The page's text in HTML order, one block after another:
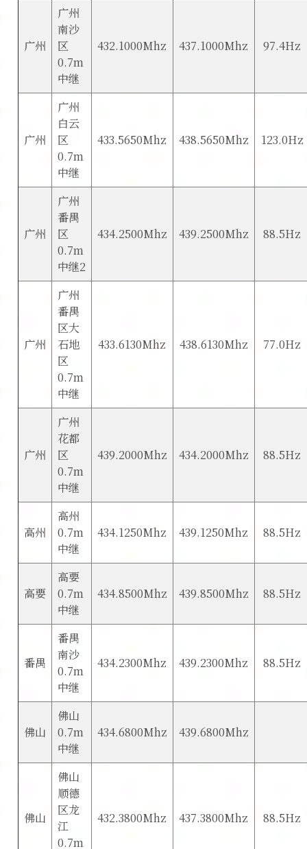
广州
广州
南沙
区
0.7m
中继
432.1000Mhz 437.1000Mhz 97.4Hz
广州
广州
白云
区
0.7m
中继
433.5650Mhz 438.5650Mhz 123.0Hz
广州
广州
番禺
区
0.7m
中继2
434.2500Mhz 439.2500Mhz 88.5Hz
广州
广州
番禺
区大
石地
区
0.7m
中继
433.6130Mhz 438.6130Mhz 77.0Hz
广州
广州
花都
区
0.7m
中继
439.2000Mhz 434.2000Mhz 88.5Hz
高州
高州
0.7m
中继
434.1250Mhz 439.1250Mhz 88.5Hz
高要
高要
0.7m
中继
434.8500Mhz 439.8500Mhz 88.5Hz
番禺
番禺
南沙
0.7m
中继
434.2300Mhz 439.2300Mhz 88.5Hz
佛山
佛山
0.7m
中继
434.6800Mhz 439.6800Mhz
佛山
佛山
顺德
区龙
江
0.7m
432.3800Mhz 437.3800Mhz 88.5Hz